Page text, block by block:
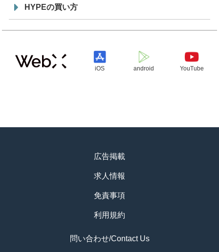
HYPEの買い方
iOS android YouTube
広告掲載
求人情報
免責事項
利用規約
問い合わせ/Contact Us